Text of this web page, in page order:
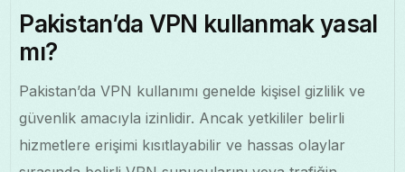
Pakistan’da VPN kullanmak yasal
mı?
Pakistan’da VPN kullanımı genelde kişisel gizlilik ve
güvenlik amacıyla izinlidir. Ancak yetkililer belirli
hizmetlere erişimi kısıtlayabilir ve hassas olaylar